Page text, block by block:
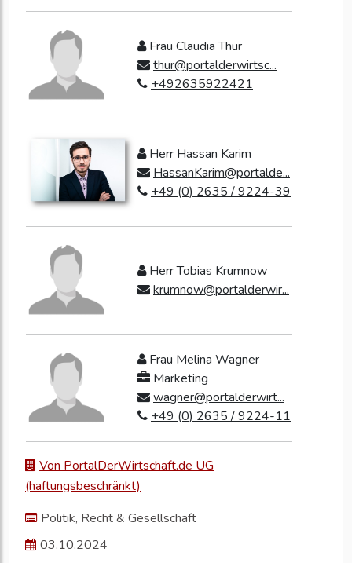
Frau Claudia Thur
thur@portalderwirtsc...
+492635922421
Herr Hassan Karim
HassanKarim@portalde...
+49 (0) 2635 / 9224-39
Herr Tobias Krumnow
krumnow@portalderwir...
Frau Melina Wagner
Marketing
wagner@portalderwirt...
+49 (0) 2635 / 9224-11
Von PortalDerWirtschaft.de UG
(haftungsbeschränkt)
Politik, Recht & Gesellschaft
03.10.2024